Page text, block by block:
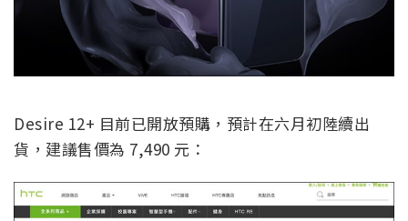
Desire 12+ 目前已開放預購，預計在六月初陸續出
貨，建議售價為 7,490 元：